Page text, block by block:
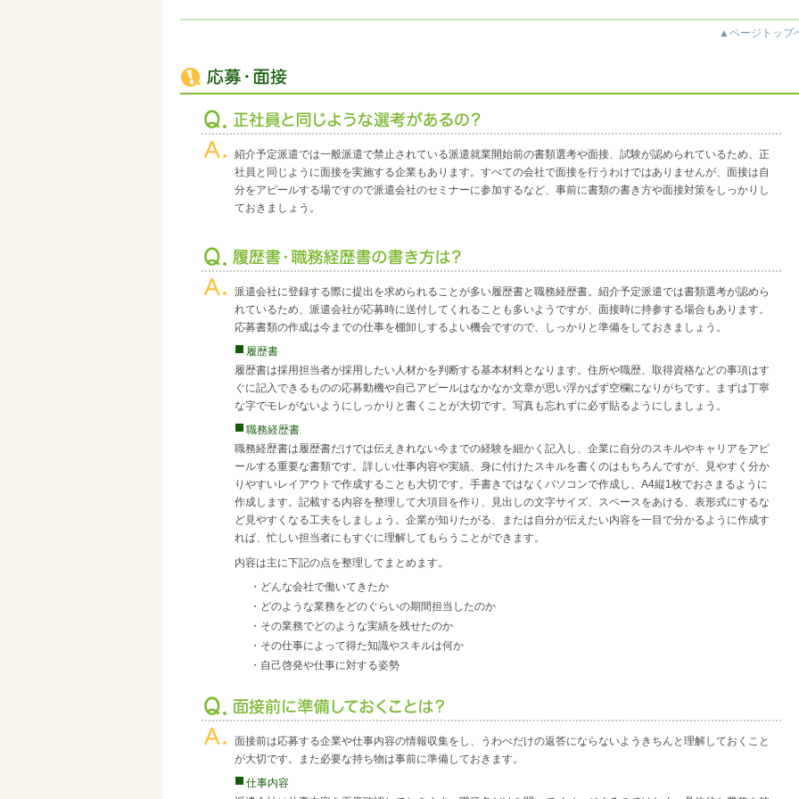
▲ページトップ
紹介予定派遣では一般派遣で禁止されている派遣就業開始前の書類選考や面接、試験が認められているため、正
社員と同じように面接を実施する企業もあります。すべての会社で面接を行うわけではありませんが、面接は自
分をアピールする場ですので派遣会社のセミナーに参加するなど、事前に書類の書き方や面接対策をしっかりし
ておきましょう。
派遣会社に登録する際に提出を求められることが多い履歴書と職務経歴書。紹介予定派遣では書類選考が認めら
れているため、派遣会社が応募時に送付してくれることも多いようですが、面接時に持参する場合もあります。
応募書類の作成は今までの仕事を棚卸しするよい機会ですので、しっかりと準備をしておきましょう。
履歴書
履歴書は採用担当者が採用したい人材かを判断する基本材料となります。住所や職歴、取得資格などの事項はす
ぐに記入できるものの応募動機や自己アピールはなかなか文章が思い浮かばず空欄になりがちです。まずは丁寧
な字でモレがないようにしっかりと書くことが大切です。写真も忘れずに必ず貼るようにしましょう。
職務経歴書
職務経歴書は履歴書だけでは伝えきれない今までの経験を細かく記入し、企業に自分のスキルやキャリアをアピ
ールする重要な書類です。詳しい仕事内容や実績、身に付けたスキルを書くのはもちろんですが、見やすく分か
りやすいレイアウトで作成することも大切です。手書きではなくパソコンで作成し、A4縦1枚でおさまるように
作成します。記載する内容を整理して大項目を作り、見出しの文字サイズ、スペースをあける、表形式にするな
ど見やすくなる工夫をしましょう。企業が知りたがる、または自分が伝えたい内容を一目で分かるように作成す
れば、忙しい担当者にもすぐに理解してもらうことができます。
内容は主に下記の点を整理してまとめます。
・どんな会社で働いてきたか
・どのような業務をどのぐらいの期間担当したのか
・その業務でどのような実績を残せたのか
・その仕事によって得た知識やスキルは何か
・自己啓発や仕事に対する姿勢
面接前は応募する企業や仕事内容の情報収集をし、うわべだけの返答にならないようきちんと理解しておくこと
が大切です。また必要な持ち物は事前に準備しておきます。
仕事内容